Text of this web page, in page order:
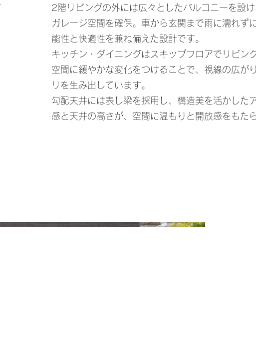
2階リビングの外には広々としたバルコニーを設
ガレージ空間を確保。車から玄関まで雨に濡れず
能性と快適性を兼ね備えた設計です。
キッチン・ダイニングはスキップフロアでリビン
空間に緩やかな変化をつけることで、視線の広が
リを生み出しています。
勾配天井には表し梁を採用し、構造美を活かした
感と天井の高さが、空間に温もりと開放感をもた